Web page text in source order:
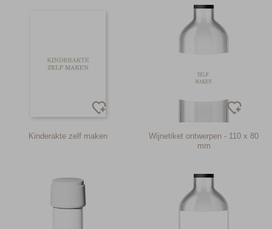
Kinderakte zelf maken
Wijnetiket ontwerpen - 110 x 80
mm